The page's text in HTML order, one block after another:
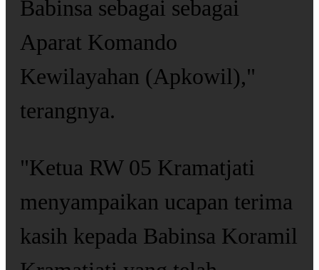
Babinsa sebagai sebagai
Aparat Komando
Kewilayahan (Apkowil),"
terangnya.
"Ketua RW 05 Kramatjati
menyampaikan ucapan terima
kasih kepada Babinsa Koramil